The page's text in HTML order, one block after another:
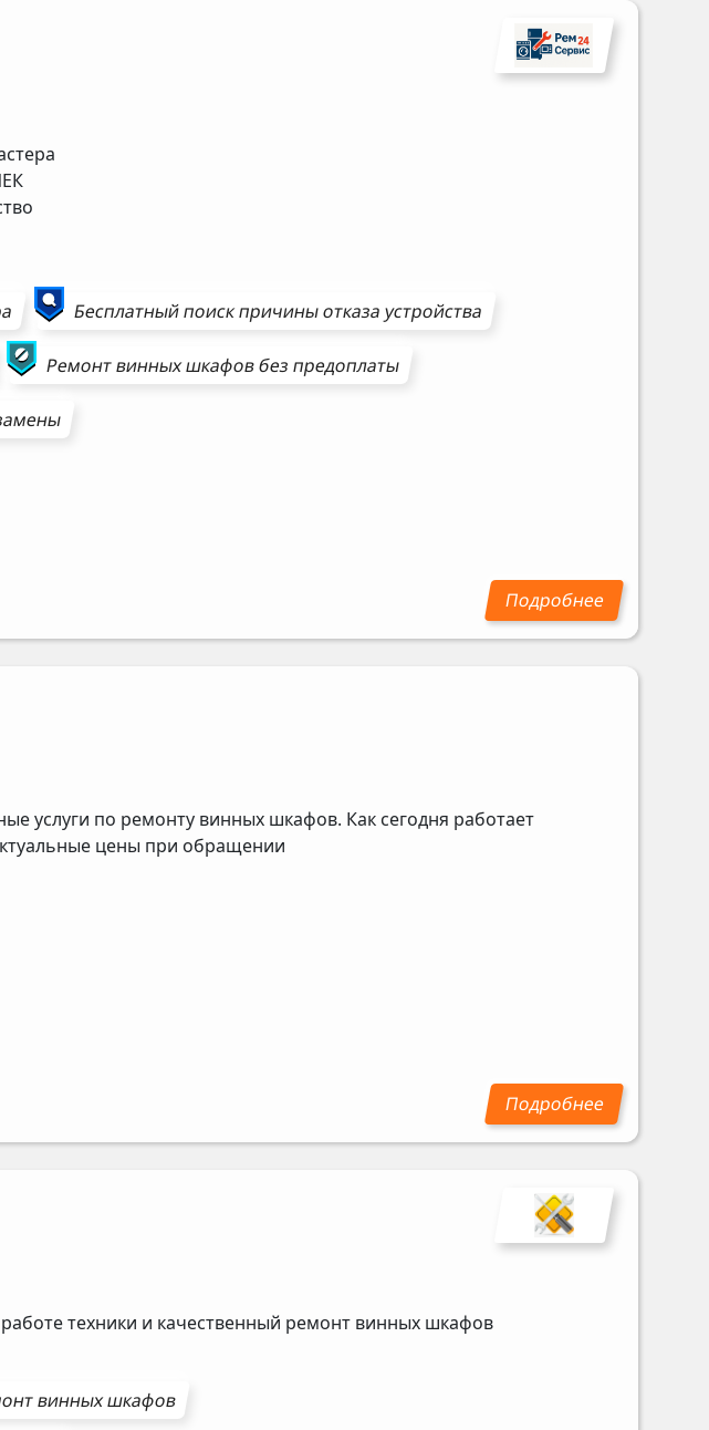
Бесплатный поиск причины отказа устройства
Ремонтвинных шкафовбез предоплаты
услуги по ремонту винных шкафов. Как сегодня работает
цены при обращении
техники и качественный ремонт винных шкафов
винных шкафов